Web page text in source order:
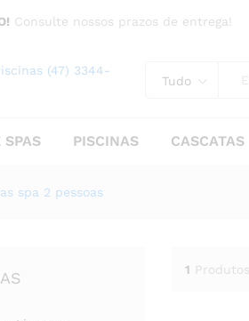
Consulte nossos prazos de entrega!
Tudo
SPAS PISCINAS CASCATAS
spa 2 pessoas
1 Produtos